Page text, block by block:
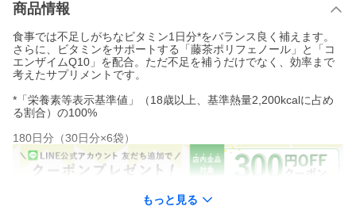
商品情報
食事では不足しがちなビタミン1日分*をバランス良く補えます。
さらに、ビタミンをサポートする「藤茶ポリフェノール」と「コ
エンザイムQ10」を配合。ただ不足を補うだけでなく、効率まで
考えたサプリメントです。
*「栄養素等表示基準値」（18歳以上、基準熱量2,200kcalに占め
る割合）の100%
180日分（30日分×6袋）
※2026年9月16日（水）から、健康食品の一部商品に関して価格
もっと見る